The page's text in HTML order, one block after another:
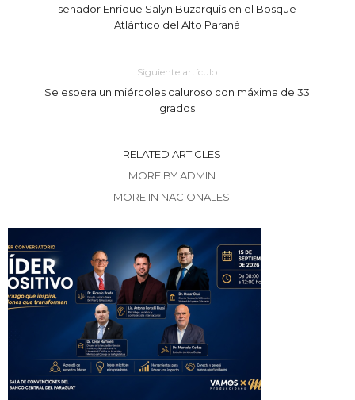
senador Enrique Salyn Buzarquis en el Bosque
Atlántico del Alto Paraná
Siguiente artículo
Se espera un miércoles caluroso con máxima de 33
grados
RELATED ARTICLES
MORE BY ADMIN
MORE IN NACIONALES